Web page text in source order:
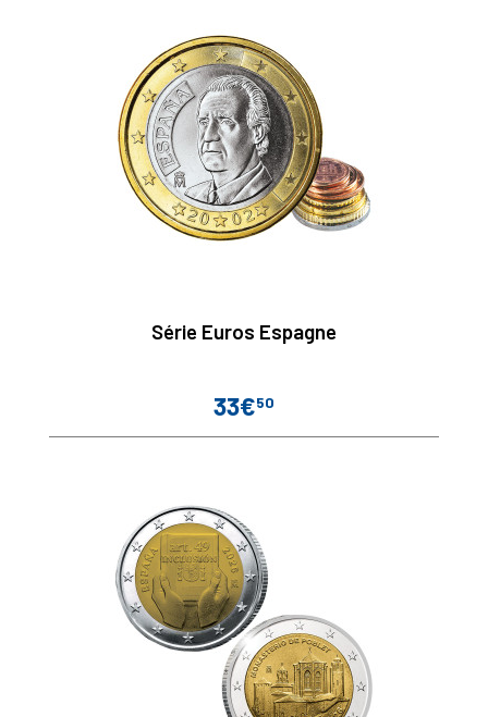
Série Euros Espagne
Prix
33€50